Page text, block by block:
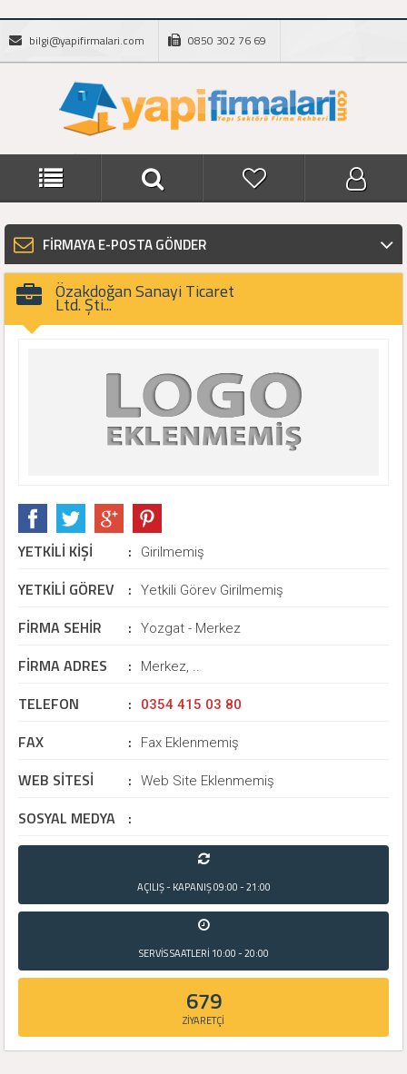
bilgi@yapifirmalari.com 0850 302 76 69
FİRMAYA E-POSTA GÖNDER
Özakdoğan Sanayi Ticaret
Ltd. Şti...
YETKİLİ KİŞİ : Girilmemiş
YETKİLİ GÖREV : Yetkili Görev Girilmemiş
FİRMA SEHİR : Yozgat - Merkez
FİRMA ADRES : Merkez, ..
TELEFON : 0354 415 03 80
FAX : Fax Eklenmemiş
WEB SİTESİ : Web Site Eklenmemiş
SOSYAL MEDYA :
AÇILIŞ - KAPANIŞ09:00 - 21:00
SERVİS SAATLERİ 10:00 - 20:00
679
ZİYARETÇİ